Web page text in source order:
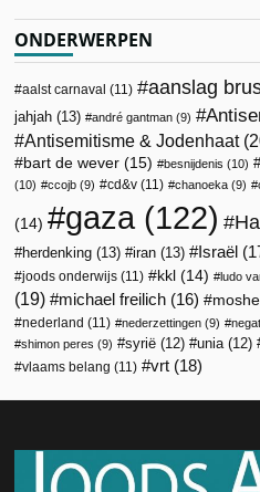
ONDERWERPEN
aalst carnaval (11) aanslag
jahjah (13) andré gantman (9)
Antisemitisme & Jodenhaat
bart de wever (15) besnijdenis (10)
(10)
ccojb (9) cd&v (11) chanoeka (9)
(14) gaza (122)
herdenking (13) iran (13) Israël
joods onderwijs (11) kkl (14) ludo
(19)
michael freilich (16)
nederland (11) nederzettingen (9)
shimon peres (9) syrië (12) unia (12)
vlaams belang (11) vrt (18)